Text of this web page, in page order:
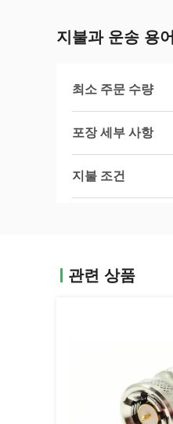
지불과 운송 용어
최소 주문 수량
포장 세부 사항
지불 조건
관련 상품